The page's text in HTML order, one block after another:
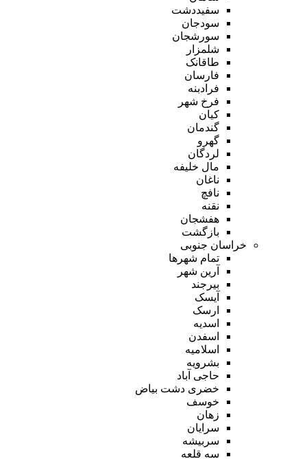
سفیددشت
سودجان
سورشجان
شلمزار
طاقانک
فارسان
فرادبنه
فرخ شهر
کیان
گندمان
گهرو
لردگان
مال خلیفه
ناغان
نافچ
نقنه
هفشجان
بازگشت
خراسان جنوبی
تمام شهر‌ها
آرین شهر
بیرجند
آیسک
ارسک
اسدیه
اسفدن
اسلامیه
بشرویه
حاجی آباد
خضری دشت بیاض
خوسف
زهان
سرایان
سربیشه
سه قلعه